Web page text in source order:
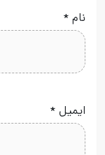
نام *
ایمیل *